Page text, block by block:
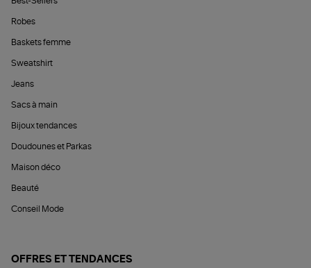
Robes
Baskets femme
Sweatshirt
Jeans
Sacs à main
Bijoux tendances
Doudounes et Parkas
Maison déco
Beauté
Conseil Mode
OFFRES ET TENDANCES